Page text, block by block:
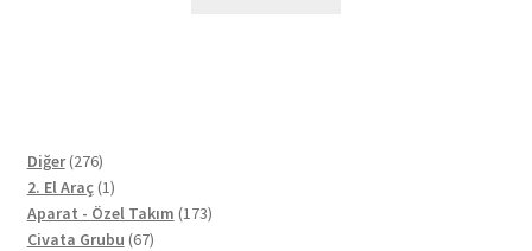
Diğer 276276
ürün
2. El Araç 11
ürün
Aparat - Özel Takım 173173
Civata Grubu 6767